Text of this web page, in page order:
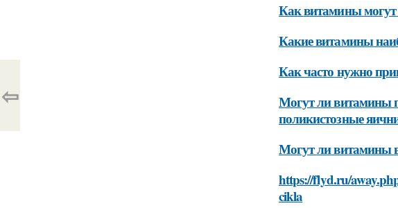
Как витамины
Какие витамины
Как часто нужно
Могут ли витамины
поликистозные
Могут ли витамины
https://flyd.ru/
cikla
⇦